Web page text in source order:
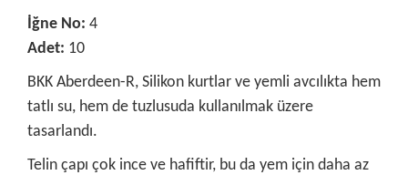
İğne No: 4
Adet: 10
BKK Aberdeen-R, Silikon kurtlar ve yemli avcılıkta hem
tatlı su, hem de tuzlusuda kullanılmak üzere
tasarlandı.
Telin çapı çok ince ve hafiftir, bu da yem için daha az